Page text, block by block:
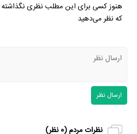
هنوز کسی برای این مطلب نظری
که نظر می‌دهید
ارسال نظر
نظرات مردم (0 نظر)